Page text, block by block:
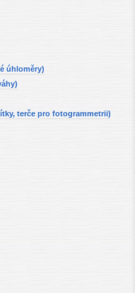
úhloměry)
terče pro fotogrammetrii)